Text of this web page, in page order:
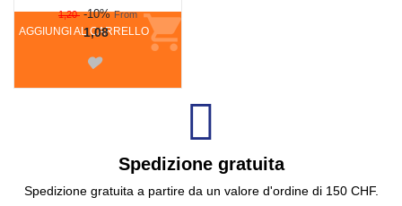
AGGIUNGI AL CARRELLO
1,20 -10% From
1,08
Spedizione gratuita
Spedizione gratuita a partire da un valore d'ordine di 150 CHF.